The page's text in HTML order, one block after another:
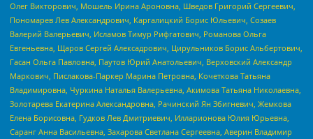
Олег Викторович, Мошель Ирина Ароновна, Шведов Григорий Сергеевич,
Пономарев Лев Александрович, Каргалицкий Борис Юльевич, Созаев
Валерий Валерьевич, Исламов Тимур Рифгатович, Романова Ольга
Евгеньевна, Щаров Сергей Алексадрович, Цирульников Борис Альбертович,
Гасан Ольга Павловна, Паутов Юрий Анатольевич, Верховский Александр
Маркович, Пислакова-Паркер Марина Петровна, Кочеткова Татьяна
Владимировна, Чуркина Наталья Валерьевна, Акимова Татьяна Николаевна,
Золотарева Екатерина Александровна, Рачинский Ян Збигневич, Жемкова
Елена Борисовна, Гудков Лев Дмитриевич, Илларионова Юлия Юрьевна,
Саранг Анна Васильевна, Захарова Светлана Сергеевна, Аверин Владимир